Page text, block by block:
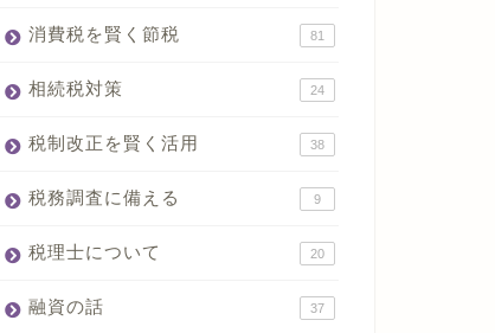
消費税を賢く節税 81
相続税対策 24
税制改正を賢く活用 38
税務調査に備える 9
税理士について 20
融資の話 37